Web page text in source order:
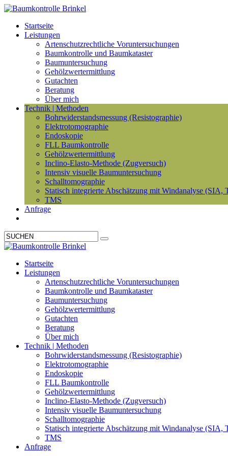
Startseite
Leistungen
Artenschutzrechtliche Voruntersuchungen
Baumkontrolle und Baumkataster
Baumuntersuchung
Gehölzwertermittlung
Gutachten
Beratung
Über mich
Technik | Methoden
Bohrwiderstandsmessung (Resistographie)
Elektrotomographie
Endoskopie
FLL Baumkontrolle
Gehölzwertermittlung
Inclino-Elasto-Methode (Zugversuch)
Intensiv visuelle Baumuntersuchung
Schalltomographie
Statisch integrierte Abschätzung mit Windanalyse (SIA,
TMS
Anfrage
Startseite
Leistungen
Artenschutzrechtliche Voruntersuchungen
Baumkontrolle und Baumkataster
Baumuntersuchung
Gehölzwertermittlung
Gutachten
Beratung
Über mich
Technik | Methoden
Bohrwiderstandsmessung (Resistographie)
Elektrotomographie
Endoskopie
FLL Baumkontrolle
Gehölzwertermittlung
Inclino-Elasto-Methode (Zugversuch)
Intensiv visuelle Baumuntersuchung
Schalltomographie
Statisch integrierte Abschätzung mit Windanalyse (SIA,
TMS
Anfrage